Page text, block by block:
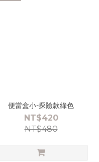
便當盒小-探險款綠色
NT$420
NT$480